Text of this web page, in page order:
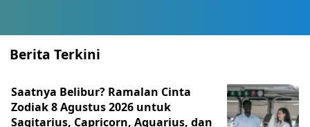
Berita Terkini
Saatnya Belibur? Ramalan Cinta
Zodiak 8 Agustus 2026 untuk
Sagitarius, Capricorn, Aquarius, dan